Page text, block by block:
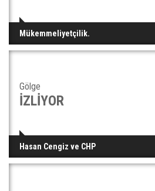
Mükemmeliyetçilik.
Gölge
İZLİYOR
Hasan Cengiz ve CHP